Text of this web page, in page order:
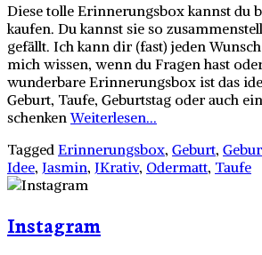
Diese tolle Erinnerungsbox kannst du
kaufen. Du kannst sie so
gefällt. Ich kann dir (fast) jeden
mich wissen, wenn du Fragen hast
wunderbare Erinnerungsbox ist das
Geburt, Taufe, Geburtstag oder auch
schenkenWeiterlesen...
Tagged Erinnerungsbox, Geburt,
Idee, Jasmin, JKrativ, Odermatt, Taufe
Instagram